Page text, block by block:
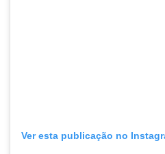
Ver esta publicação no